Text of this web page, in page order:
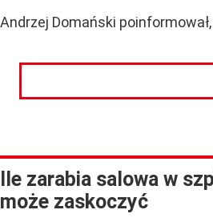
Andrzej Domański
Ile zarabia salowa w
może zaskoczyć